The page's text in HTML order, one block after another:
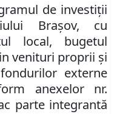
de investiţii
Braşov, cu
local, bugetul
venituri proprii şi
externe
anexelor nr.
parte integrantă